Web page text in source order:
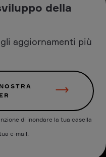
della
aggiornamenti più
di inondare la tua casella
e-mail.